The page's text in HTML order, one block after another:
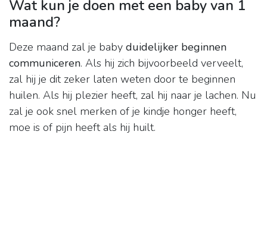
Wat kun je doen met een baby van 1
maand?
Deze maand zal je baby duidelijker beginnen
communiceren. Als hij zich bijvoorbeeld verveelt,
zal hij je dit zeker laten weten door te beginnen
huilen. Als hij plezier heeft, zal hij naar je lachen. Nu
zal je ook snel merken of je kindje honger heeft,
moe is of pijn heeft als hij huilt.